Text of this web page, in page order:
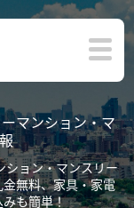
マンション・マ
ション・マンスリー
無料、家具・家電
も簡単！